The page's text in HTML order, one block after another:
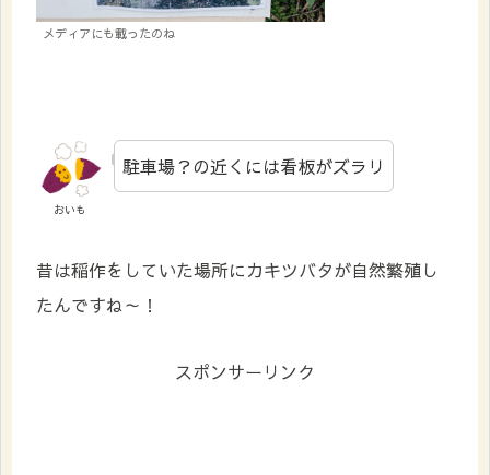
メディアにも載ったのね
おいも
駐車場？の近くには看板がズラリ
昔は稲作をしていた場所にカキツバタが自然繁殖し
たんですね～！
スポンサーリンク